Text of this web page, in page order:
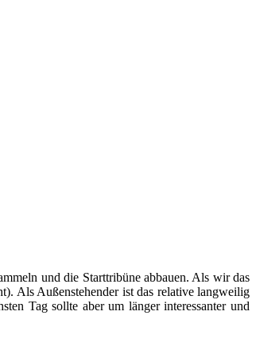
und die Starttribüne abbauen. Als wir das
Als Außenstehender ist das relative langweilig
Tag sollte aber um länger interessanter und